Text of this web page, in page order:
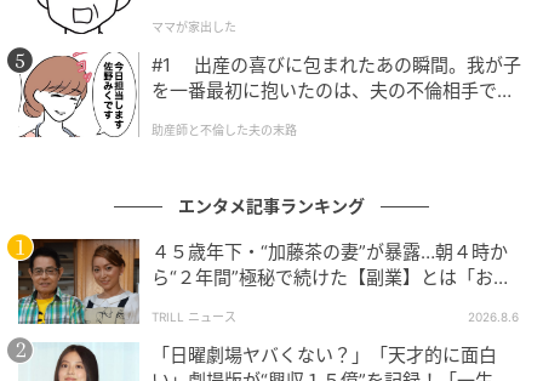
次の記事
地上波に帰ってくる！ゲストはエバース！
ママが家出した
#1 出産の喜びに包まれたあの瞬間。我が子
を一番最初に抱いたのは、夫の不倫相手でし
助産師と不倫した夫の末路
エンタメ記事ランキング
４５歳年下・“加藤茶の妻”が暴露…朝４時か
ら“２年間”極秘で続けた【副業】とは「お金
TRILL ニュース 2026.8.6
「日曜劇場ヤバくない？」「天才的に面白